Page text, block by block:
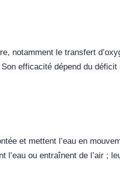
notamment le transfert
efficacité dépend du
et mettent l’eau en
ou entraînent de l’air ;